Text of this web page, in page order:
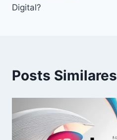
Digital?
Posts Similares